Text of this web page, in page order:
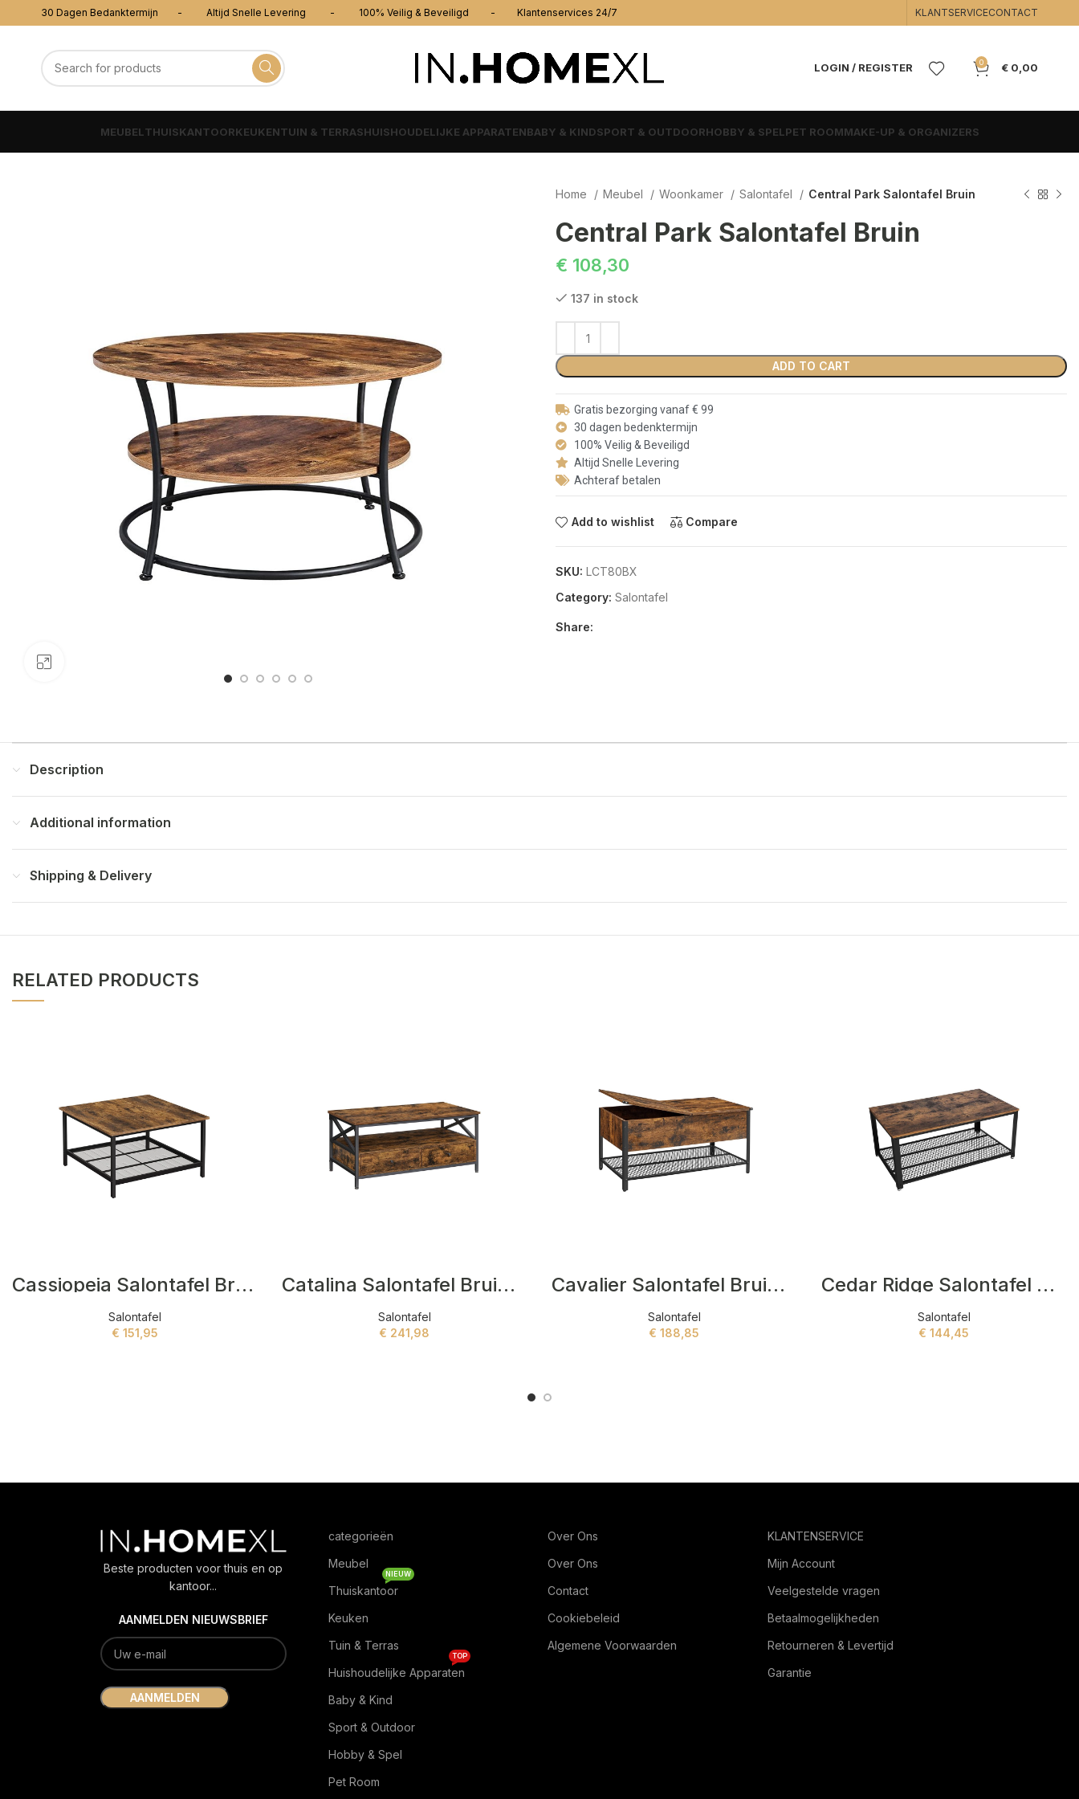
30 Dagen Bedanktermijn - Altijd Snelle Levering - 100% Veilig & Beveiligd - Klantenservices 24/7 KLANTSERVICECONTACT
LOGIN / REGISTER 0 € 0,00
MEUBEL THUISKANTOORKEUKENTUIN & TERRASHUISHOUDELIJKE APPARATENBABY & KINDSPORT & OUTDOORHOBBY & SPEL PET ROOMMAKE-UP & ORGANIZERS
Home Meubel Woonkamer Salontafel Central Park Salontafel Bruin
Central Park Salontafel Bruin
€ 108,30
137 in stock
ADD TO CART
Gratis bezorging vanaf € 99
30 dagen bedenktermijn
100% Veilig & Beveiligd
Altijd Snelle Levering
Achteraf betalen
Add to wishlist Compare
SKU: LCT80BX
Category: Salontafel
Share:
Description
Additional information
Shipping & Delivery
RELATED PRODUCTS
Cassiopeia Salontafel Bruin
Salontafel
€ 151,95
Catalina Salontafel Bruin,Zwart
Salontafel
€ 241,98
Cavalier Salontafel Bruin,Zwart
Salontafel
€ 188,85
Cedar Ridge Salontafel Bruin
Salontafel
€ 144,45
Beste producten voor thuis en op
kantoor...
AANMELDEN NIEUWSBRIEF
categorieën
Meubel
Thuiskantoor
NIEUW
Keuken
Tuin & Terras
Huishoudelijke Apparaten
TOP
Baby & Kind
Sport & Outdoor
Hobby & Spel
Pet Room
Over Ons
Over Ons
Contact
Cookiebeleid
Algemene Voorwaarden
KLANTENSERVICE
Mijn Account
Veelgestelde vragen
Betaalmogelijkheden
Retourneren & Levertijd
Garantie